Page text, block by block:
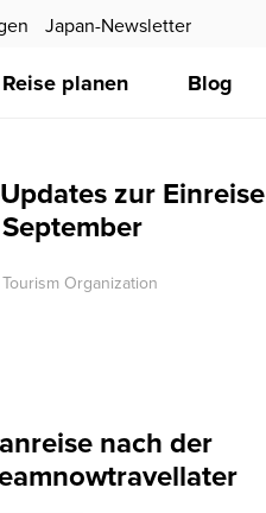
Japan-Newsletter
Reise planen Blog
zur Einreise
Organization
nach der